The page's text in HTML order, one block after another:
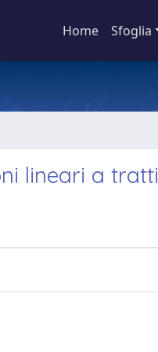
Home Sfoglia
lineari a tratti